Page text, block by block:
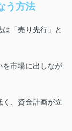
う方法
「売り先行」と
を市場に出しなが
く、資金計画が立